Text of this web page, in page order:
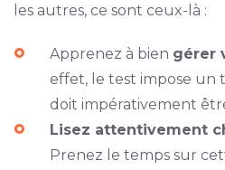
les autres, ce sont ceux-là :
Apprenez à bien gérer
effet, le test impose un
doit impérativement
Lisez attentivement
Prenez le temps sur